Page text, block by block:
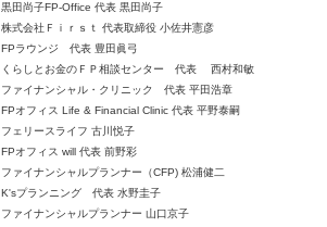
黒田尚子FP-Office 代表 黒田尚子
株式会社Ｆｉｒｓｔ 代表取締役 小佐井憲彦
FPラウンジ 代表 豊田眞弓
くらしとお金のＦＰ相談センター 代表 西村和敏
ファイナンシャル・クリニック 代表 平田浩章
FPオフィス Life & Financial Clinic 代表 平野泰嗣
フェリースライフ 古川悦子
FPオフィス will 代表 前野彩
ファイナンシャルプランナー（CFP) 松浦健二
K'sプランニング 代表 水野圭子
ファイナンシャルプランナー 山口京子